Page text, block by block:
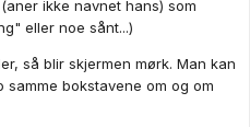
ikke navnet hans) som
eller noe sånt...)
så blir skjermen mørk. Man kan
bokstavene om og om